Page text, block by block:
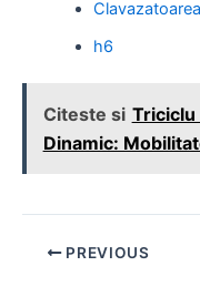
h6
Citeste si Triciclu
Dinamic:
Post PREVIOUS